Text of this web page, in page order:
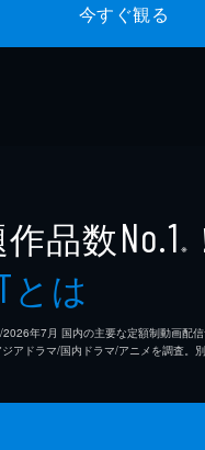
今すぐ観る
品数No.1 ※
とは
年7⽉ 国内の主要な定額制動画配
アドラマ/国内ドラマ/アニメを調査。別